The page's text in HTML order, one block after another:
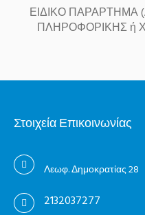
ΕΙΔΙΚΟ ΠΑΡΑΡΤΗΜΑ
ΠΛΗΡΟΦΟΡΙΚΗΣ ή
Στοιχεία Επικοινωνίας
Λεωφ. Δημοκρατίας 28
2132037277